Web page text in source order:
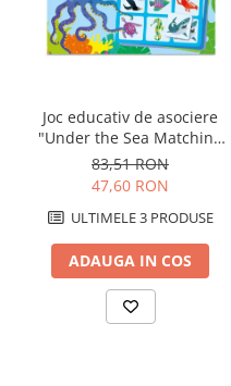
Joc educativ de asociere
"Under the Sea Matching
Games", Usborne
83,51 RON
47,60 RON
ULTIMELE 3 PRODUSE
ADAUGA IN COS